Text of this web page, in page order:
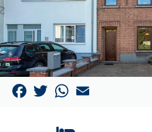
FacebookTwitterWhatsApp